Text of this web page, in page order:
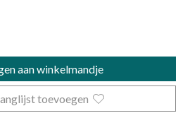
aan winkelmandje
toevoegen